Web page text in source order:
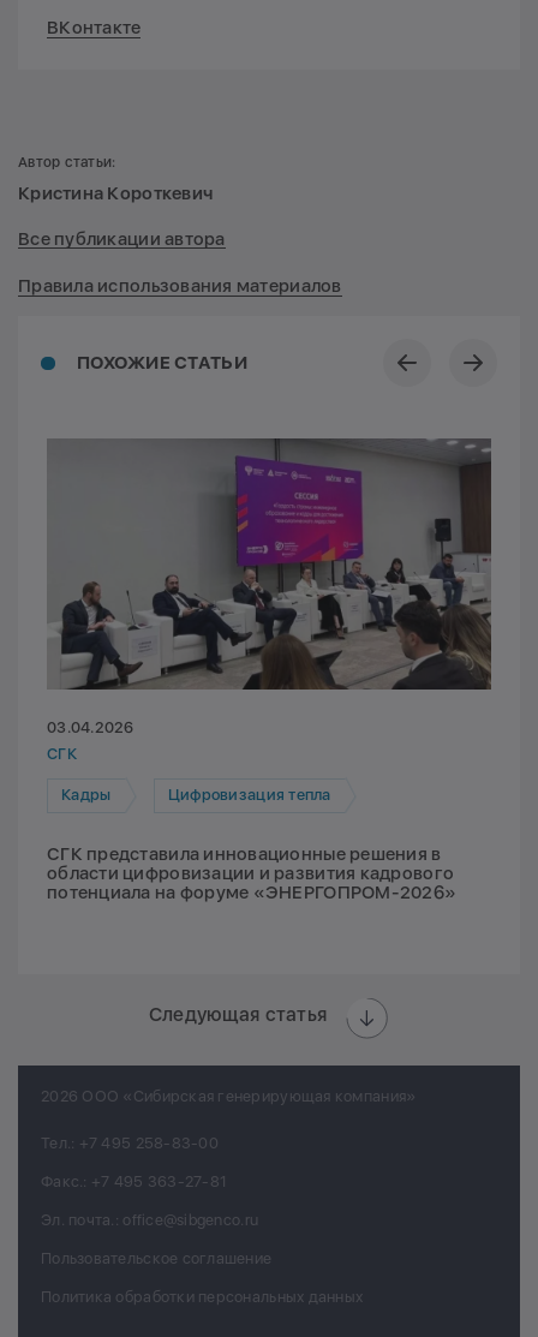
ВКонтакте
ПОХОЖИЕ СТАТЬИ
03.04.2026
СГК
Кадры Цифровизация тепла
СГК представила инновационные решения в
области цифровизации и развития кадрового
потенциала на форуме «ЭНЕРГОПРОМ-2026»
Следующая статья
Автор статьи:
Кристина Короткевич
Все публикации автора
Правила использования материалов
2026 ООО «Сибирская генерирующая компания»
Тел.: +7 495 258-83-00
Факс.: +7 495 363-27-81
Эл. почта.: office@sibgenco.ru
Пользовательское соглашение
Политика обработки персональных данных